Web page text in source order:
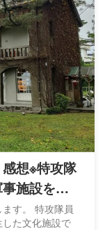
感想※特攻隊
施設を再
す。 特攻隊員
た文化施設で